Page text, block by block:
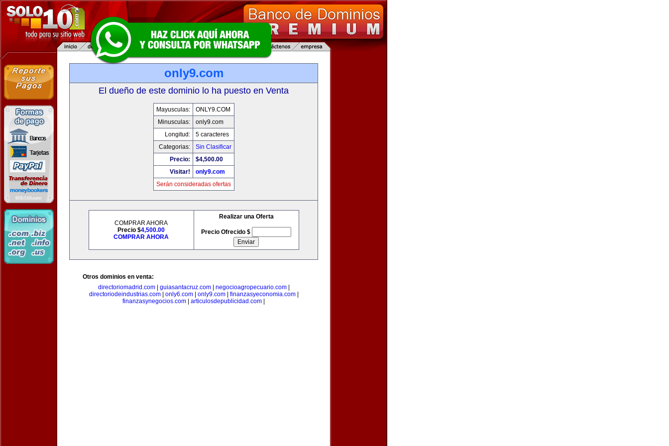
only9.com
El dueño de este dominio lo ha puesto en Venta
Mayusculas:
ONLY9.COM
Minusculas:
only9.com
Longitud:
5 caracteres
Categorias:
Sin Clasificar
Precio:
$4,500.00
Visitar!
only9.com
Serán consideradas ofertas
COMPRAR AHORA
Precio $4,500.00
COMPRAR AHORA
Realizar una Oferta
Precio Ofrecido $
Otros dominios en venta:
directoriomadrid.com| guiasantacruz.com| negocioagropecuario.com|
directoriodeindustrias.com| only6.com| only9.com| finanzasyeconomia.com|
finanzasynegocios.com
articulosdepublicidad.com